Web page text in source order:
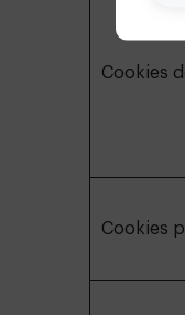
Cookies
Cookies